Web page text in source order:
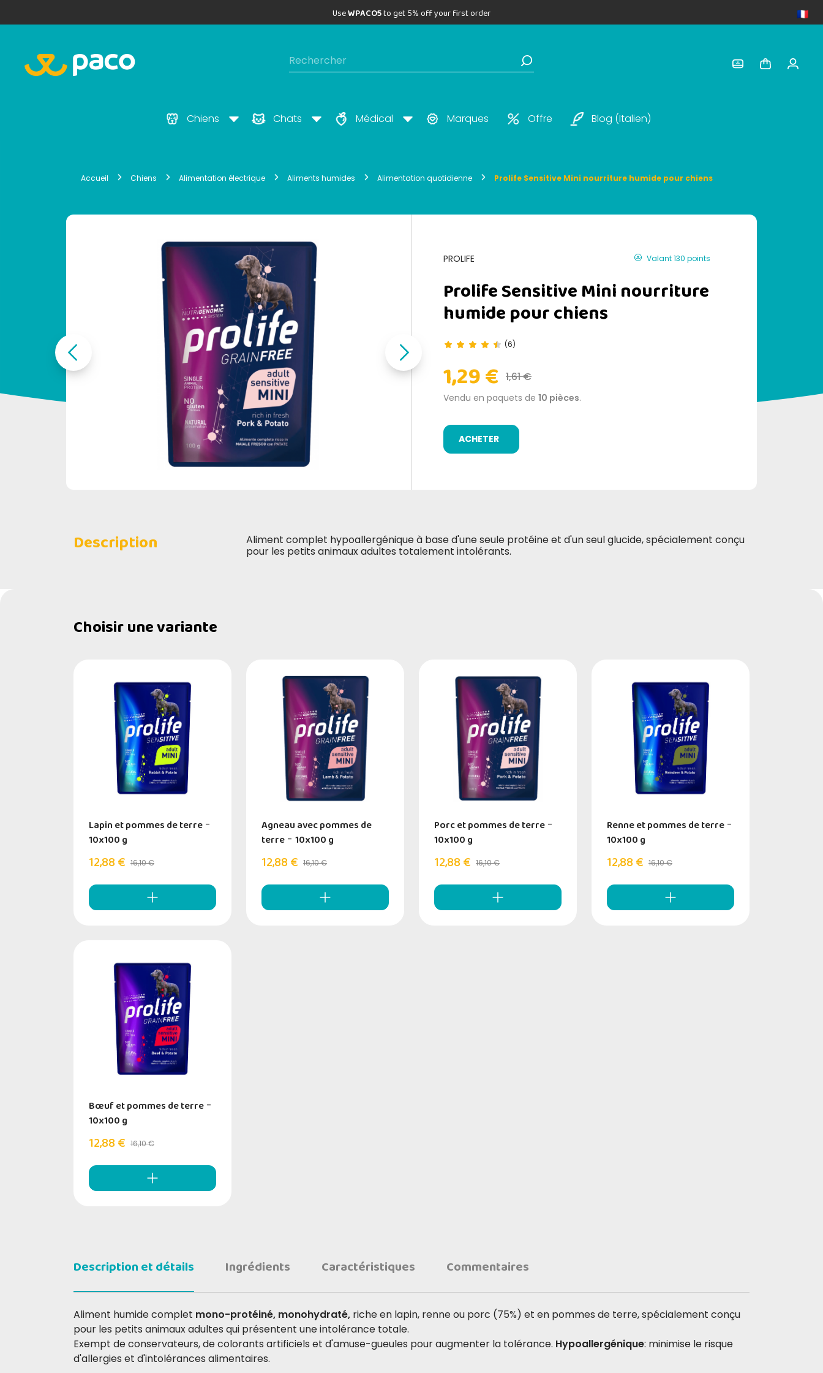
UseWPACO5to get 5% off your first order
Chiens Chats Médical Marques Offre Blog (italien)
Accueil Chiens Alimentation électrique Aliments humides Alimentation quotidienne Prolife Sensitive Mini nourriture humide pour chiens
PROLIFE Valant 130 points
Prolife Sensitive Mini nourriture
humide pour chiens
(6)
1,29 € 1,61 €
Vendu en paquets de 10 pièces.
ACHETER
Description
Aliment complet hypoallergénique à base d'une seule protéine et d'un seul glucide, spécialement conçu
pour les petits animaux adultes totalement intolérants.
Choisir une variante
Lapin et pommes de terre -
10x100 g
12,88 € 16,10 €
Agneau avec pommes de
terre - 10x100 g
12,88 € 16,10 €
Porc et pommes de terre -
10x100 g
12,88 € 16,10 €
Renne et pommes de terre -
10x100 g
12,88 € 16,10 €
Bœuf et pommes de terre -
10x100 g
12,88 € 16,10 €
Description et détails Ingrédients Caractéristiques Commentaires
Aliment humide complet mono-protéiné, monohydraté, riche en lapin, renne ou porc (75%) et en pommes de terre, spécialement conçu
pour les petits animaux adultes qui présentent une intolérance totale.
Exempt de conservateurs, de colorants artificiels et d'amuse-gueules pour augmenter la tolérance. Hypoallergénique: minimise le risque
d'allergies et d'intolérances alimentaires.